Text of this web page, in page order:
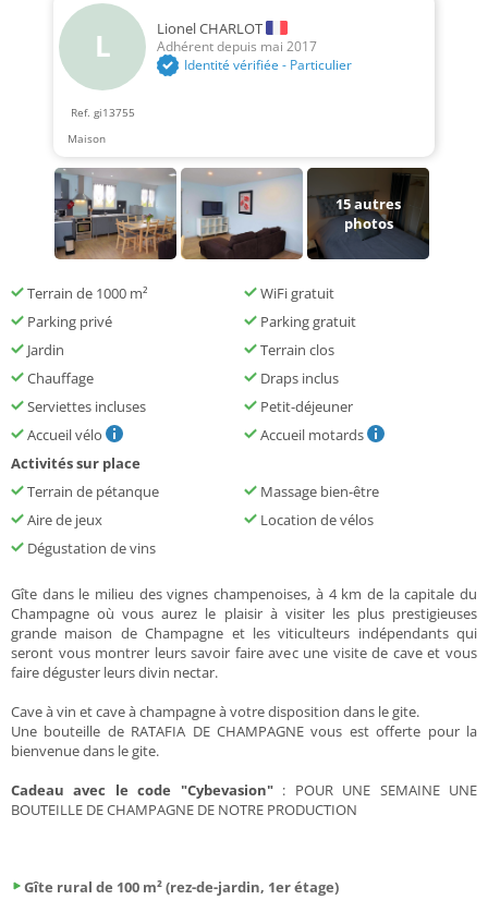
L Lionel CHARLOT
Adhérent depuis mai 2017
Identité vérifiée - Particulier
Ref. gi13755
Maison
15autres
photos
Terrain de 1000 m²
WiFi gratuit
Parking privé
Parking gratuit
Jardin
Terrain clos
Chauffage
Draps inclus
Serviettes incluses
Petit-déjeuner
Accueil vélo
Accueil motards
Activités sur place
Terrain de pétanque
Massage bien-être
Aire de jeux
Location de vélos
Dégustation de vins
Gîte dans le milieu des vignes champenoises, à 4 km de la capitale du
Champagne où vous aurez le plaisir à visiter les plus prestigieuses
grande maison de Champagne et les viticulteurs indépendants qui
seront vous montrer leurs savoir faire avec une visite de cave et vous
faire déguster leurs divin nectar.
Cave à vin et cave à champagne à votre disposition dans le gite.
Une bouteille de RATAFIA DE CHAMPAGNE vous est offerte pour la
bienvenue dans le gite.
Cadeau avec le code "Cybevasion": POUR UNE SEMAINE UNE
BOUTEILLE DE CHAMPAGNE DE NOTRE PRODUCTION
Gîte rural de 100 m² (rez-de-jardin, 1er étage)